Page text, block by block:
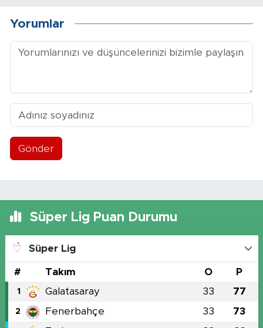
Yorumlar
Gönder
Süper Lig Puan Durumu
Süper Lig
# Takım O P
1 Galatasaray 33 77
2 Fenerbahçe 33 73